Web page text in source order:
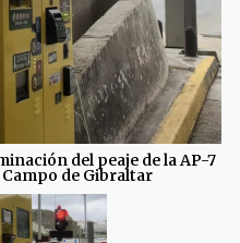
del peaje de la AP-7
de Gibraltar